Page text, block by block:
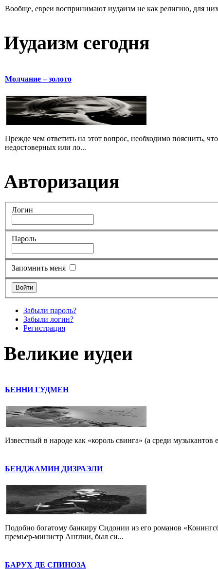
Вообще, евреи воспринимают иудаизм не как религию, для
Иудаизм сегодня
Молчание – золото
Прежде чем ответить на этот вопрос, необходимо пояснить,
недостоверных или ло...
Авторизация
Логин
Пароль
Запомнить меня
Забыли пароль?
Забыли логин?
Регистрация
Великие иудеи
БЕННИ ГУДМЕН
Известный в народе как «король свинга» (а среди
БЕНДЖАМИН ДИЗРАЭЛИ
Подобно богатому банкиру Сидонии из его романов
премьер-министр Англии, был си...
БАРУХ ДЕ СПИНОЗА